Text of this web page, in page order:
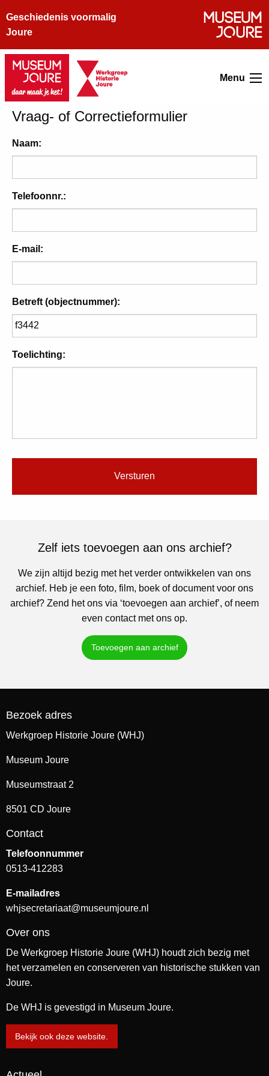
Geschiedenis voormalig
Joure
Menu
Vraag- of Correctieformulier
Naam:
Telefoonnr.:
E-mail:
Betreft (objectnummer):
Toelichting:
Zelf iets toevoegen aan ons archief?
We zijn altijd bezig met het verder ontwikkelen van ons
archief. Heb je een foto, film, boek of document voor ons
archief? Zend het ons via ‘toevoegen aan archief’, of neem
even contact met ons op.
Toevoegen aan archief
Bezoek adres
Werkgroep Historie Joure (WHJ)
Museum Joure
Museumstraat 2
8501 CD Joure
Contact
Telefoonnummer
0513-412283
E-mailadres
whjsecretariaat@museumjoure.nl
Over ons
De Werkgroep Historie Joure (WHJ) houdt zich bezig met
het verzamelen en conserveren van historische stukken van
Joure.
De WHJ is gevestigd in Museum Joure.
Bekijk ook deze website.